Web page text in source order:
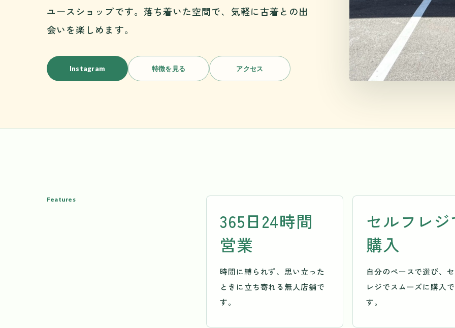
ユースショップです。落ち着いた空間で、気軽に古着との出
会いを楽しめます。
Instagram 特徴を見る アクセス
Features
365日24時間
営業
時間に縛られず、思い立った
ときに立ち寄れる無人店舗で
す。
セルフレ
購入
自分のペースで選び、
レジでスムーズに購入
す。